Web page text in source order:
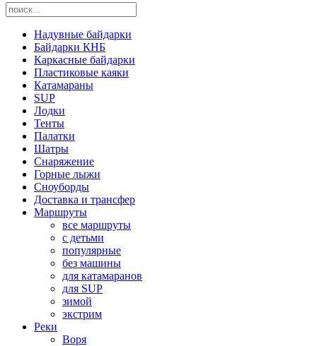
Надувные байдарки
Байдарки КНБ
Каркасные байдарки
Пластиковые каяки
Катамараны
SUP
Лодки
Тенты
Палатки
Шатры
Снаряжение
Горные лыжи
Сноуборды
Доставка и трансфер
Маршруты
все маршруты
с детьми
популярные
без машины
для катамаранов
для SUP
зимой
экстрим
Реки
Воря